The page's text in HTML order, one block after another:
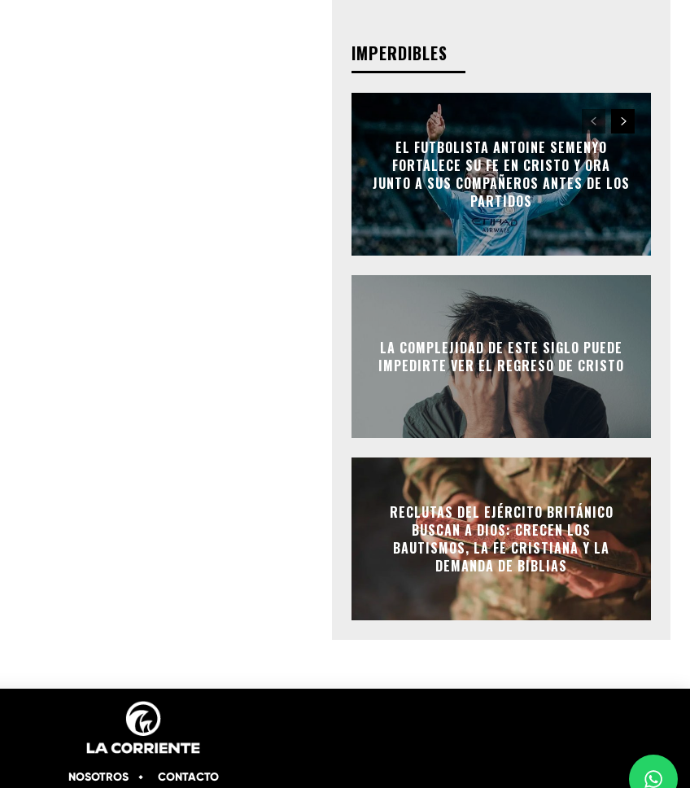
IMPERDIBLES
EL FUTBOLISTA ANTOINE SEMENYO
FORTALECE SU FE EN CRISTO Y ORA
JUNTO A SUS COMPAÑEROS ANTES DE LOS
PARTIDOS
LA COMPLEJIDAD DE ESTE SIGLO PUEDE
IMPEDIRTE VER EL REGRESO DE CRISTO
RECLUTAS DEL EJÉRCITO BRITÁNICO
BUSCAN A DIOS: CRECEN LOS
BAUTISMOS, LA FE CRISTIANA Y LA
DEMANDA DE BIBLIAS
NOSOTROS CONTACTO